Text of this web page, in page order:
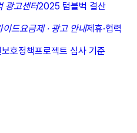
광고센터2025 텀블벅 결산
이드요금제 · 광고 안내제휴·협력
호정책프로젝트 심사 기준